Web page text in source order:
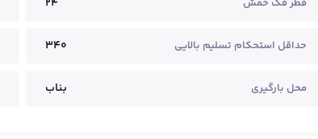
قطر فک خمش
حداقل استحکام تسلیم بالایی 340
محل بارگیری بناب